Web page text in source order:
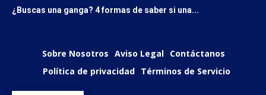
¿Buscas una ganga? 4 formas de saber si una...
Sobre Nosotros Aviso Legal Contáctanos
Política de privacidad Términos de Servicio